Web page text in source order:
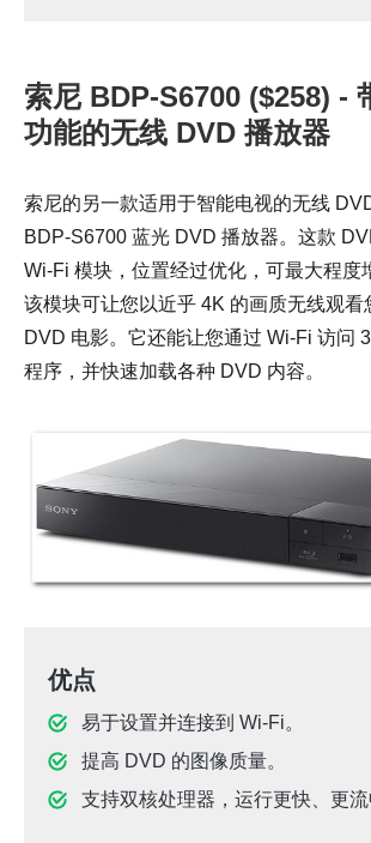
索尼 BDP-S6700 ($258) -
功能的无线 DVD 播放器
索尼的另一款适用于智能电视的无线
BDP-S6700 蓝光 DVD 播放器。这款
Wi-Fi 模块，位置经过优化，可最大程度
该模块可让您以近乎 4K 的画质无线观看
DVD 电影。它还能让您通过 Wi-Fi 访问
程序，并快速加载各种 DVD 内容。
优点
易于设置并连接到 Wi-Fi。
提高 DVD 的图像质量。
支持双核处理器，运行更快、更流